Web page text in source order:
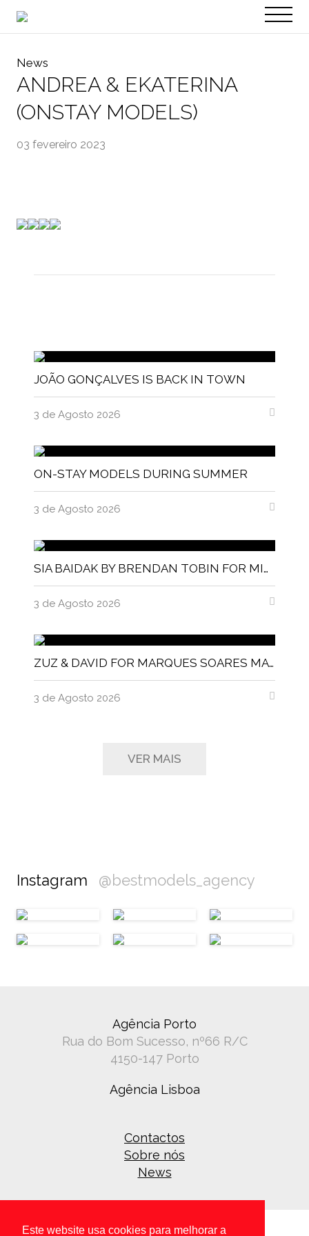
Este website usa cookies para melhorar a
EN
News
ANDREA & EKATERINA
(ONSTAY MODELS)
03 fevereiro 2023
JOÃO GONÇALVES IS BACK IN TOWN
3 de Agosto 2026
ON-STAY MODELS DURING SUMMER
3 de Agosto 2026
SIA BAIDAK BY BRENDAN TOBIN FOR MISC MAGAZINE
3 de Agosto 2026
ZUZ & DAVID FOR MARQUES SOARES MAGNITUDE MAGAZINE
3 de Agosto 2026
VER MAIS
Instagram @bestmodels_agency
Agência Porto
Rua do Bom Sucesso, nº66 R/C
4150-147 Porto
Agência Lisboa
Contactos
Sobre nós
News